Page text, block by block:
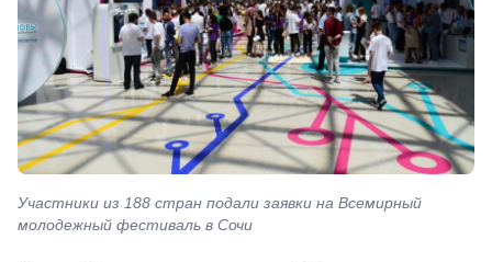
Участники из 188 стран подали заявки на Всемирный
молодежный фестиваль в Сочи